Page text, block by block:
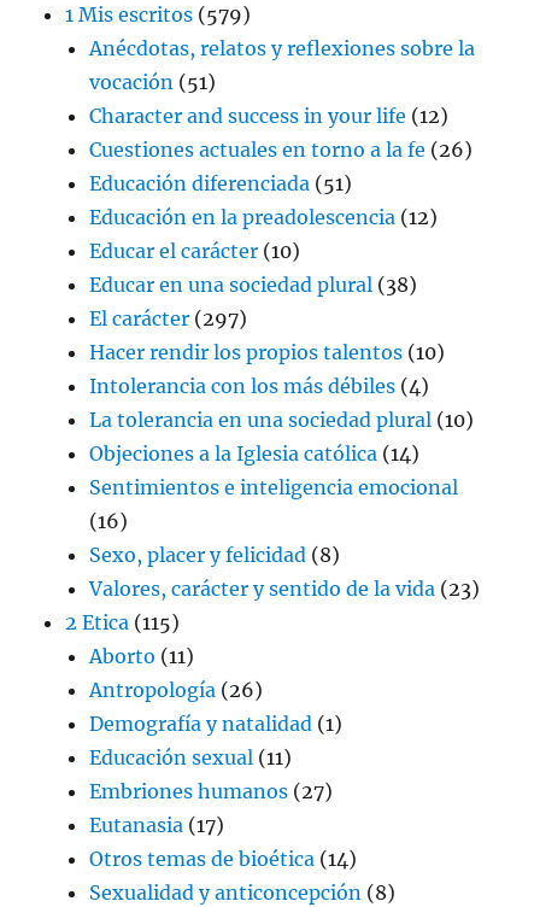
1 Mis escritos (579)
Anécdotas, relatos y reflexiones sobre la
vocación (51)
Character and success in your life (12)
Cuestiones actuales en torno a la fe (26)
Educación diferenciada (51)
Educación en la preadolescencia (12)
Educar el carácter (10)
Educar en una sociedad plural (38)
El carácter (297)
Hacer rendir los propios talentos (10)
Intolerancia con los más débiles (4)
La tolerancia en una sociedad plural (10)
Objeciones a la Iglesia católica (14)
Sentimientos e inteligencia emocional
(16)
Sexo, placer y felicidad (8)
Valores, carácter y sentido de la vida (23)
2 Etica (115)
Aborto (11)
Antropología (26)
Demografía y natalidad (1)
Educación sexual (11)
Embriones humanos (27)
Eutanasia (17)
Otros temas de bioética (14)
Sexualidad y anticoncepción (8)